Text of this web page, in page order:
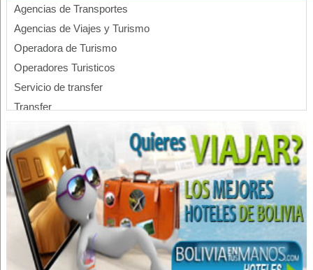
Agencias de Transportes
Agencias de Viajes y Turismo
Operadora de Turismo
Operadores Turisticos
Servicio de transfer
Transfer
Transfer aeropuerto
Transfer hotel
Turismo: Agencias de Viaje
Turismo
Viajes, Agencias de
Turismo de Aventura
Turismo Ecológico
Guía turístico